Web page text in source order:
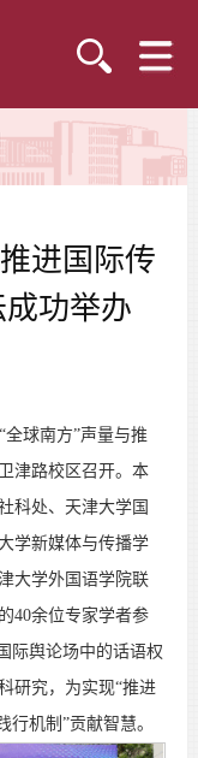
进国际传
功举办
全球南方”声量与推
津路校区召开。本
科处、天津大学国
学新媒体与传播学
大学外国语学院联
40余位专家学者参
际舆论场中的话语权
研究，为实现“推进
行机制”贡献智慧。